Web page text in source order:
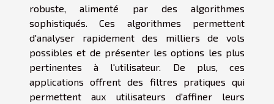
robuste, alimenté par des algorithmes
sophistiqués. Ces algorithmes permettent
d'analyser rapidement des milliers de vols
possibles et de présenter les options les plus
pertinentes à l'utilisateur. De plus, ces
applications offrent des filtres pratiques qui
permettent aux utilisateurs d'affiner leurs